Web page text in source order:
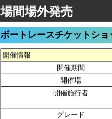
場間場外発売
ボートレースチケットシ
開催情報
開催期間
開催場
開催施行者
グレード